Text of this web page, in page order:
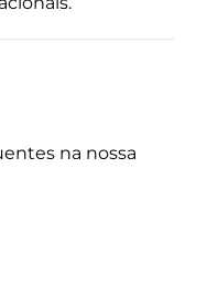
na nossa